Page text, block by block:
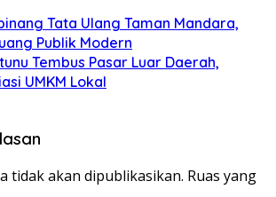
Tata Ulang Taman Mandara,
Publik Modern
Tembus Pasar Luar Daerah,
UMKM Lokal
tidak akan dipublikasikan. Ruas yang